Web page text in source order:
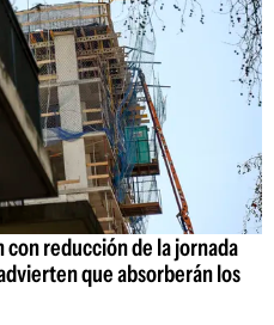
reducción de la jornada
que absorberán los